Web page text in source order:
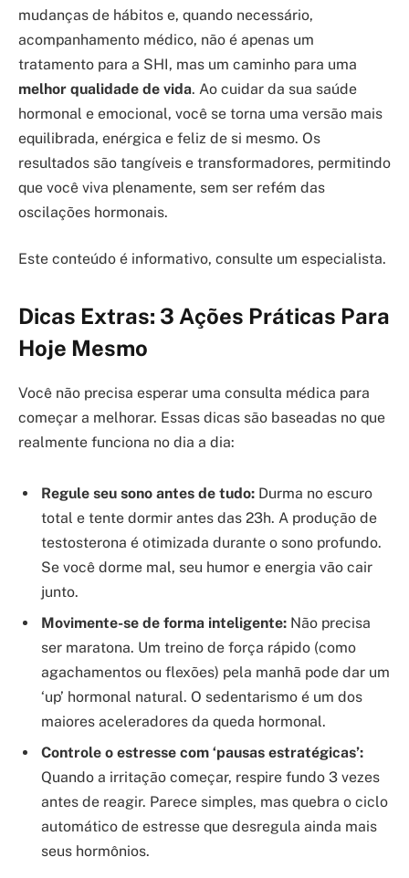
mudanças de hábitos e, quando necessário,
acompanhamento médico, não é apenas um
tratamento para a SHI, mas um caminho para uma
melhor qualidade de vida. Ao cuidar da sua saúde
hormonal e emocional, você se torna uma versão mais
equilibrada, enérgica e feliz de si mesmo. Os
resultados são tangíveis e transformadores, permitindo
que você viva plenamente, sem ser refém das
oscilações hormonais.
Este conteúdo é informativo, consulte um especialista.
Dicas Extras: 3 Ações Práticas Para
Hoje Mesmo
Você não precisa esperar uma consulta médica para
começar a melhorar. Essas dicas são baseadas no que
realmente funciona no dia a dia:
Regule seu sono antes de tudo: Durma no escuro
total e tente dormir antes das 23h. A produção de
testosterona é otimizada durante o sono profundo.
Se você dorme mal, seu humor e energia vão cair
junto.
Movimente-se de forma inteligente: Não precisa
ser maratona. Um treino de força rápido (como
agachamentos ou flexões) pela manhã pode dar um
‘up’ hormonal natural. O sedentarismo é um dos
maiores aceleradores da queda hormonal.
Controle o estresse com ‘pausas estratégicas’:
Quando a irritação começar, respire fundo 3 vezes
antes de reagir. Parece simples, mas quebra o ciclo
automático de estresse que desregula ainda mais
seus hormônios.